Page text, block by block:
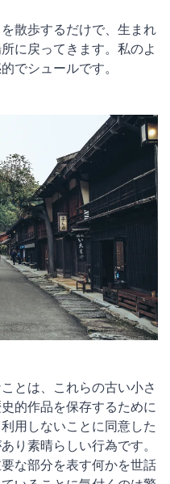
散歩するだけで、生まれ
に戻ってきます。私のよ
でシュールです。
とは、これらの古い小さ
的作品を保存するために
用しないことに同意した
り素晴らしい行為です。
な部分を表す何かを世話